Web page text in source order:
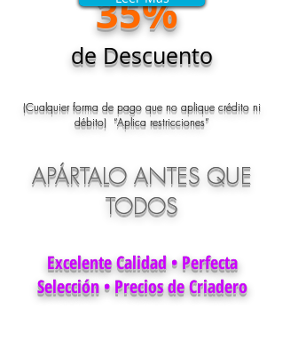
35%
de Descuento
(Cualquier forma de pago que no aplique crédito ni
débito) “Aplica restricciones”
APÁRTALO ANTES QUE
TODOS
Excelente Calidad • Perfecta
Selección • Precios de Criadero